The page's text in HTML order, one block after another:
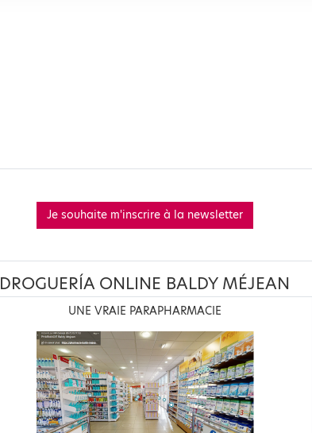
Je souhaite m'inscrire à la newsletter
DROGUERÍA ONLINE BALDY MÉJEAN
UNE VRAIE PARAPHARMACIE